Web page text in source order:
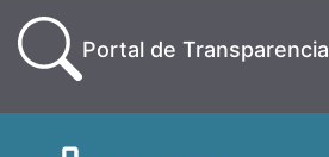
Portal de Transparencia